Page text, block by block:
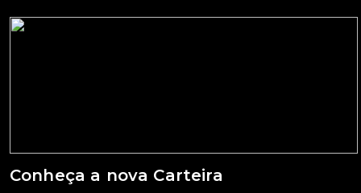
Conheça a nova Carteira